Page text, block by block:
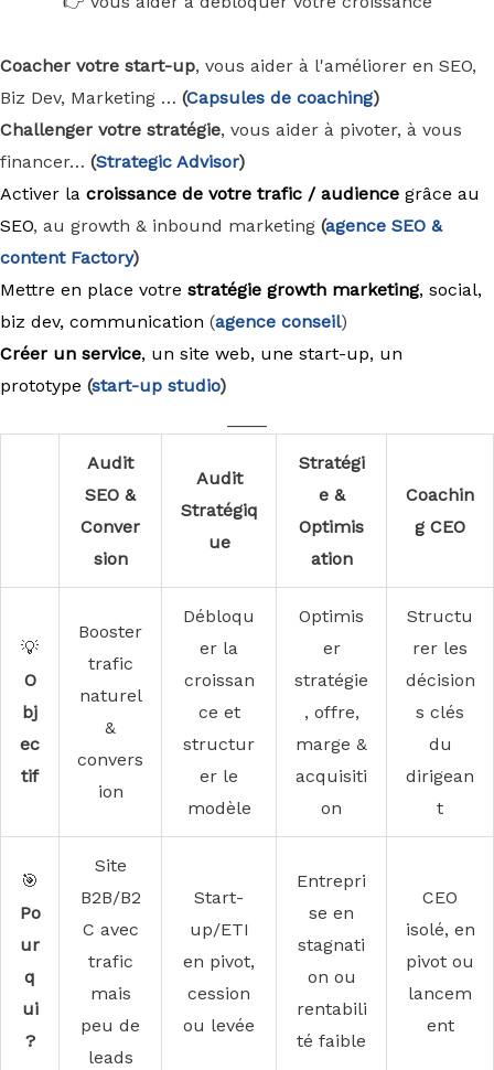
Coacher votre start-up, vous aider à l'améliorer en SEO,
Biz Dev, Marketing … (Capsules de coaching)
Challenger votre stratégie, vous aider à pivoter, à vous
financer… (Strategic Advisor)
Activer la croissance de votre trafic / audience grâce au
SEO, au growth & inbound marketing (agence SEO &
content Factory)
Mettre en place votre stratégie growth marketing, social,
biz dev, communication (agence conseil)
Créer un service, un site web, une start-up, un
prototype (start-up studio)
Audit
SEO &
Conver
sion
Audit
Stratégiq
ue
Stratégi
e &
Optimis
ation
Coachin
g CEO
💡
O
bj
ec
tif
Booster
trafic
naturel
&
convers
ion
Débloqu
er la
croissan
ce et
structur
er le
modèle
Optimis
er
stratégie
, offre,
marge &
acquisiti
on
Structu
rer les
décision
s clés
du
dirigean
t
🎯
Po
ur
q
ui
?
Site
B2B/B2
C avec
trafic
mais
peu de
leads
Start-
up/ETI
en pivot,
cession
ou levée
Entrepri
se en
stagnati
on ou
rentabili
té faible
CEO
isolé, en
pivot ou
lancem
ent